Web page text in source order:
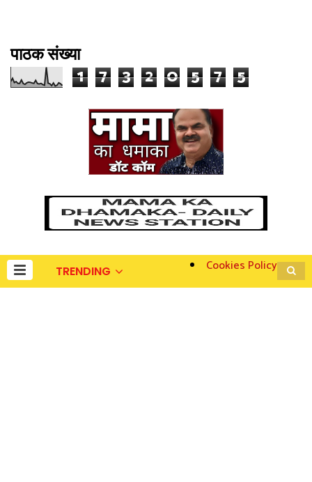
पाठक संख्या
1 7 3 2 0 5 7 5
TRENDING Cookies Policy